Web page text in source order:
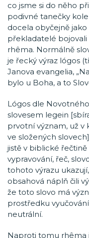
co jsme si do něho
podivné tanečky
docela obyčejně jako
překladatelé
rhêma. Normálně
je řecký výraz lógos
Janova evangelia,
bylo u Boha, a to
Lógos dle
slovesem legein
prvotní význam, už v
ve složených
jistě v biblické řečtině
vypravování, řeč,
tohoto výrazu
obsahová náplň čili
že toto slovo má
prostředku
neutrální.
Naproti tomu rhêma